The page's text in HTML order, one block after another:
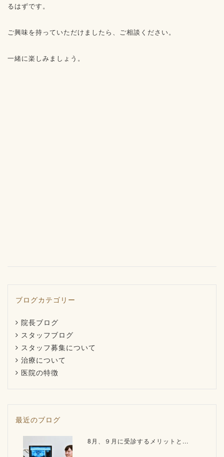
るはずです。
ご興味を持っていただけましたら、ご相談ください。
一緒に楽しみましょう。
ブログカテゴリー
院長ブログ
スタッフブログ
スタッフ募集について
治療について
医院の特徴
最近のブログ
8月、９月に受診するメリットと...